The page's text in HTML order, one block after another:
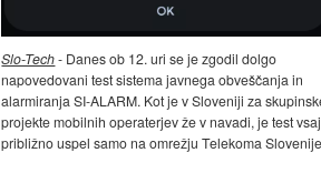
Slo-Tech- Danes ob 12. uri se je zgodil dolgo
napovedovani test sistema javnega obveščanja in
alarmiranja SI-ALARM. Kot je v Sloveniji za
projekte mobilnih operaterjev že v navadi, je test vsaj
približno uspel samo na omrežju Telekoma